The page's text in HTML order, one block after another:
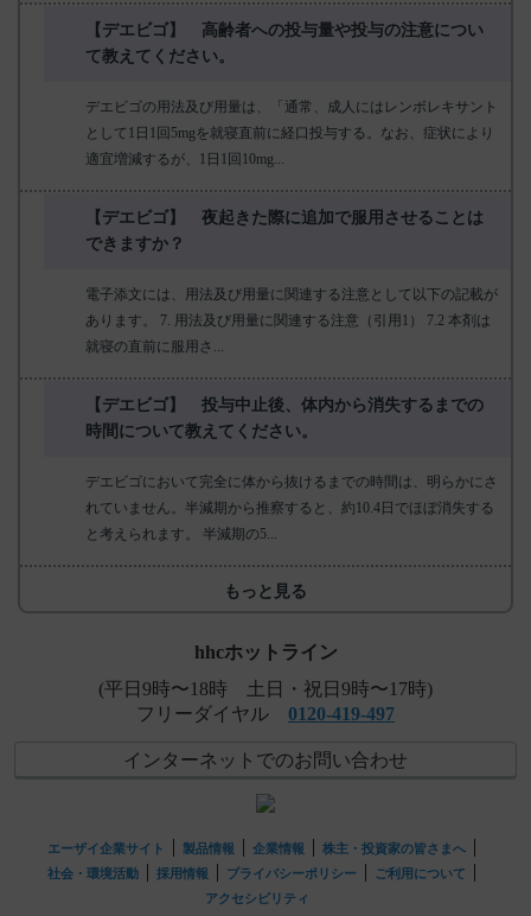
【デエビゴ】 高齢者への投与量や投与の注意につい
て教えてください。
デエビゴの用法及び用量は、「通常、成人にはレンボレキサント
として1日1回5mgを就寝直前に経口投与する。なお、症状により
適宜増減するが、1日1回10mg...
【デエビゴ】 夜起きた際に追加で服用させることは
できますか？
電子添文には、用法及び用量に関連する注意として以下の記載が
あります。 7. 用法及び用量に関連する注意（引用1） 7.2 本剤は
就寝の直前に服用さ...
【デエビゴ】 投与中止後、体内から消失するまでの
時間について教えてください。
デエビゴにおいて完全に体から抜けるまでの時間は、明らかにさ
れていません。半減期から推察すると、約10.4日でほぼ消失する
と考えられます。 半減期の5...
もっと見る
hhcホットライン
(平日9時〜18時 土日・祝日9時〜17時)
フリーダイヤル 0120-419-497
インターネットでのお問い合わせ
エーザイ企業サイト 製品情報 企業情報
株主・投資家の皆さまへ
社会・環境活動
採用情報 プライバシーポリシー
ご利用について
アクセシビリティ